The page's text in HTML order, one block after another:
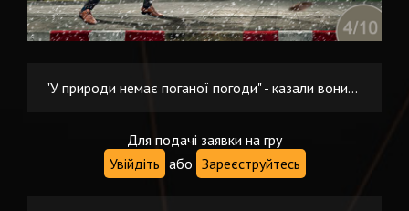
"У природи немає поганої погоди" - казали вони...
Для подачі заявки на гру
Увійдіть або Зареєструйтесь